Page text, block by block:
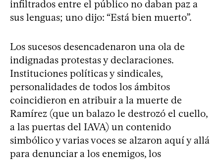
infiltrados entre el público no daban paz a
sus lenguas; uno dijo: “Está bien muerto”.
Los sucesos desencadenaron una ola de
indignadas protestas y declaraciones.
Instituciones políticas y sindicales,
personalidades de todos los ámbitos
coincidieron en atribuir a la muerte de
Ramírez (que un balazo le destrozó el cuello,
a las puertas del IAVA) un contenido
simbólico y varias voces se alzaron aquí y allá
para denunciar a los enemigos, los